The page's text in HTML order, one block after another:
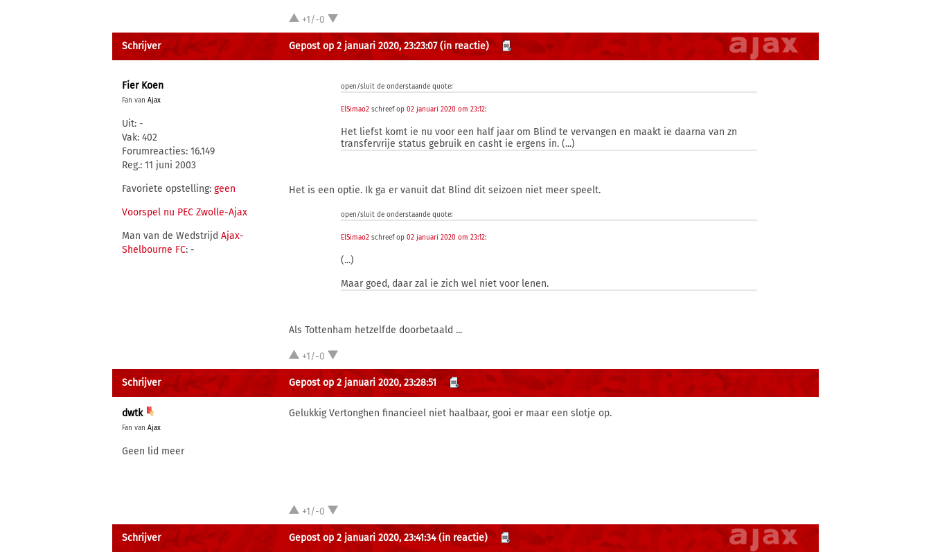
+1/-0
Schrijver Gepost op 2 januari 2020, 23:23:07 (in reactie)
Fier Koen
Fan van Ajax
Uit: -
Vak: 402
Forumreacties: 16.149
Reg.: 11 juni 2003
Favoriete opstelling: geen
Voorspel nu PEC Zwolle-Ajax
Man van de Wedstrijd Ajax-
Shelbourne FC: -
open/sluit de onderstaande quote:
ElSimao2 schreef op02 januari 2020 om 23:12:
Het liefst komt ie nu voor een half jaar om Blind te vervangen en maakt ie daarna van zn
transfervrije status gebruik en casht ie ergens in. (...)
Het is een optie. Ik ga er vanuit dat Blind dit seizoen niet meer speelt.
open/sluit de onderstaande quote:
ElSimao2 schreef op02 januari 2020 om 23:12:
(...)
Maar goed, daar zal ie zich wel niet voor lenen.
Als Tottenham hetzelfde doorbetaald ...
+1/-0
Schrijver Gepost op 2 januari 2020, 23:28:51
dwtk
Fan van Ajax
Geen lid meer
Gelukkig Vertonghen financieel niet haalbaar, gooi er maar een slotje op.
+1/-0
Schrijver Gepost op 2 januari 2020, 23:41:34 (in reactie)